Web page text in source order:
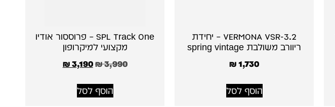
VERMONA VSR-3.2 – יחידת
ריוורב משולבת spring vintage
₪1,730
הוסף לסל
SPL Track One – פרוססור אודיו
מקצועי למיקרופון
₪3,990
₪3,190
הוסף לסל